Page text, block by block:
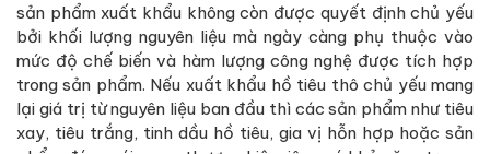
sản phẩm xuất khẩu không còn được quyết định chủ yếu
bởi khối lượng nguyên liệu mà ngày càng phụ thuộc vào
mức độ chế biến và hàm lượng công nghệ được tích hợp
trong sản phẩm. Nếu xuất khẩu hồ tiêu thô chủ yếu mang
lại giá trị từ nguyên liệu ban đầu thì các sản phẩm như tiêu
xay, tiêu trắng, tinh dầu hồ tiêu, gia vị hỗn hợp hoặc sản